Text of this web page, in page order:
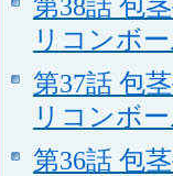
第38話 包
リコンボ
第37話 包
リコンボ
第36話 包